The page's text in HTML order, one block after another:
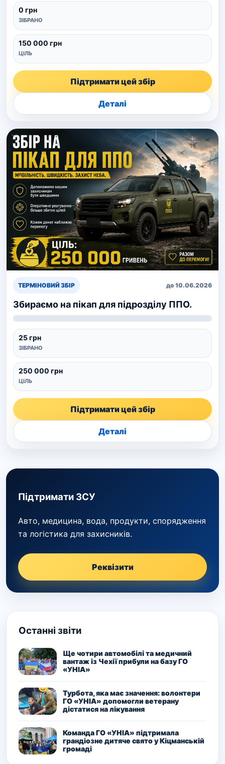
0 грн
ЗІБРАНО
150 000 грн
ЦІЛЬ
Підтримати цей збір
Деталі
ТЕРМІНОВИЙ ЗБІР до 10.06.2026
Збираємо на пікап для підрозділу ППО.
25 грн
ЗІБРАНО
250 000 грн
ЦІЛЬ
Підтримати цей збір
Деталі
Підтримати ЗСУ
Авто, медицина, вода, продукти, спорядження
та логістика для захисників.
Реквізити
Останні звіти
Ще чотири автомобілі та медичний
вантаж із Чехії прибули на базу ГО
«УНІА»
Турбота, яка має значення: волонтери
ГО «УНІА» допомогли ветерану
дістатися на лікування
Команда ГО «УНІА» підтримала
грандіозне дитяче свято у Кіцманській
громаді